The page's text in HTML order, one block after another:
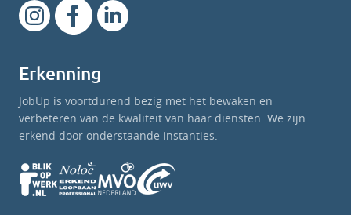
Erkenning
JobUp is voortdurend bezig met het bewaken en
verbeteren van de kwaliteit van haar diensten. We zijn
erkend door onderstaande instanties.